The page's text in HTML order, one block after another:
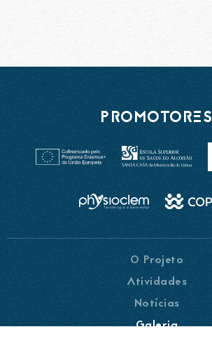
PROMOTORES
O Projeto
Atividades
Notícias
Galeria